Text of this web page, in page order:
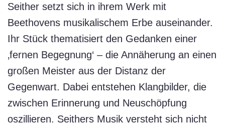
Seither setzt sich in ihrem Werk mit
Beethovens musikalischem Erbe auseinander.
Ihr Stück thematisiert den Gedanken einer
‚fernen Begegnung‘ – die Annäherung an einen
großen Meister aus der Distanz der
Gegenwart. Dabei entstehen Klangbilder, die
zwischen Erinnerung und Neuschöpfung
oszillieren. Seithers Musik versteht sich nicht